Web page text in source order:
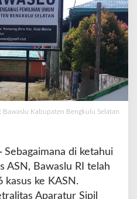
Bawaslu Kabupaten Bengkulu Selatan
Sebagaimana di ketahui
ASN, Bawaslu RI telah
kasus ke KASN.
Aparatur Sipil